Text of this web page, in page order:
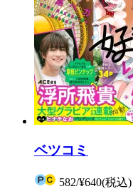
ベツコミ
582/¥640(税込)